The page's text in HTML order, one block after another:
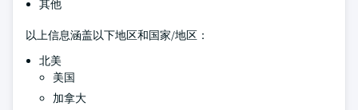
其他
以上信息涵盖以下地区和国家/地区：
北美
美国
加拿大